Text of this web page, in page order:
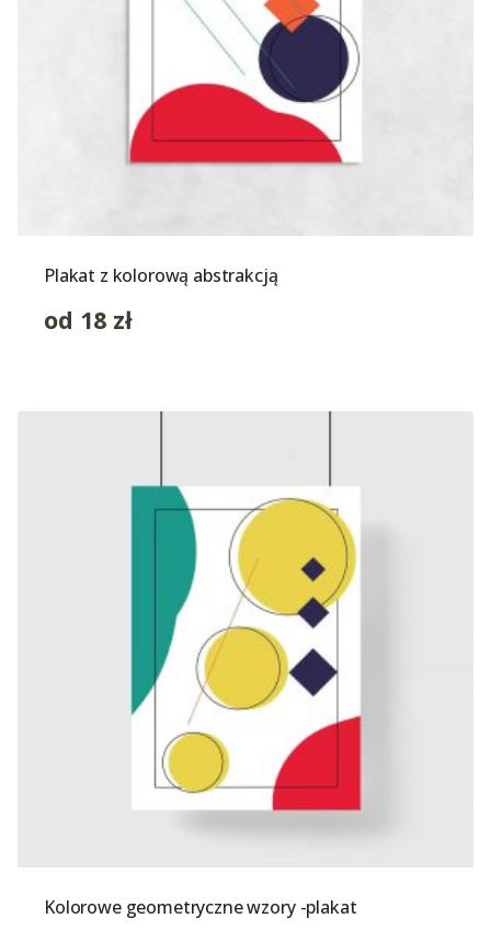
Plakat z kolorową abstrakcją
od 18 zł
Kolorowe geometryczne wzory -plakat